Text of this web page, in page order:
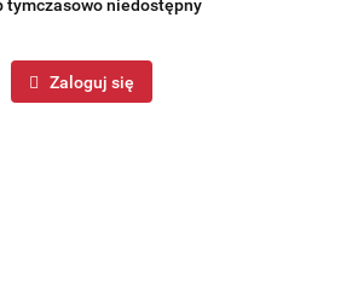
tymczasowo niedostępny
Zaloguj się